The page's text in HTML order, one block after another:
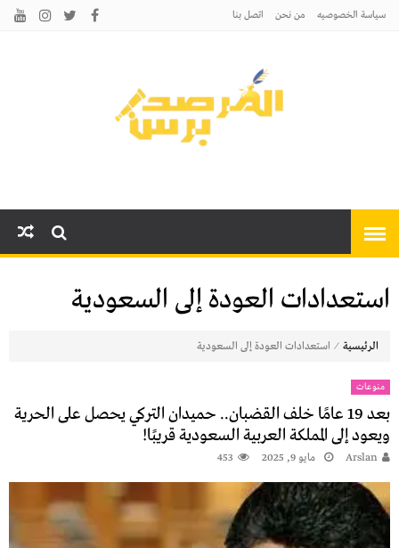
سياسة الخصوصيه من نحن اتصل بنا
استعدادات العودة إلى السعودية
الرئيسية ⁄ استعدادات العودة إلى السعودية
منوعات
بعد 19 عامًا خلف القضبان.. حميدان التركي يحصل على الحرية
ويعود إلى المملكة العربية السعودية قريبًا!
Arslan مايو 9, 2025 453